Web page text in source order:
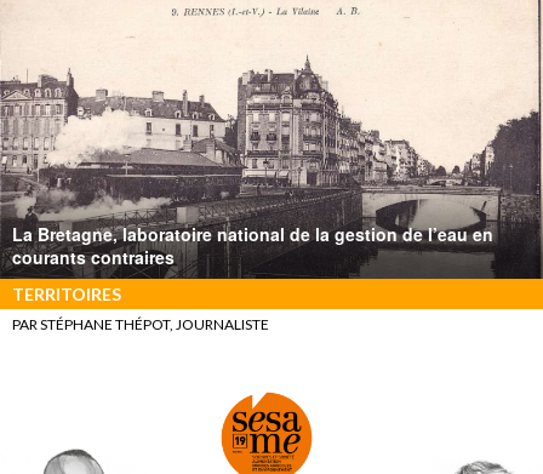
La Bretagne, laboratoire national de la gestion de l’eau en
courants contraires
TERRITOIRES
PAR STÉPHANE THÉPOT, JOURNALISTE